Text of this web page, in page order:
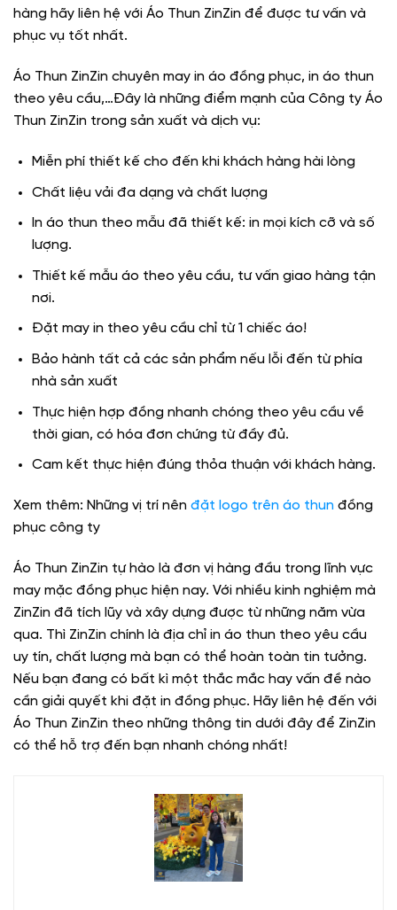
hàng hãy liên hệ với Áo Thun ZinZin để được tư vấn và
phục vụ tốt nhất.
Áo Thun ZinZin chuyên may in áo đồng phục, in áo thun
theo yêu cầu,…Đây là những điểm mạnh của Công ty Áo
Thun ZinZin trong sản xuất và dịch vụ:
Miễn phí thiết kế cho đến khi khách hàng hài lòng
Chất liệu vải đa dạng và chất lượng
In áo thun theo mẫu đã thiết kế: in mọi kích cỡ và số
lượng.
Thiết kế mẫu áo theo yêu cầu, tư vấn giao hàng tận
nơi.
Đặt may in theo yêu cầu chỉ từ 1 chiếc áo!
Bảo hành tất cả các sản phẩm nếu lỗi đến từ phía
nhà sản xuất
Thực hiện hợp đồng nhanh chóng theo yêu cầu về
thời gian, có hóa đơn chứng từ đầy đủ.
Cam kết thực hiện đúng thỏa thuận với khách hàng.
Xem thêm: Những vị trí nên đặt logo trên áo thun đồng
phục công ty
Áo Thun ZinZin tự hào là đơn vị hàng đầu trong lĩnh vực
may mặc đồng phục hiện nay. Với nhiều kinh nghiệm mà
ZinZin đã tích lũy và xây dựng được từ những năm vừa
qua. Thì ZinZin chính là địa chỉ in áo thun theo yêu cầu
uy tín, chất lượng mà bạn có thể hoàn toàn tin tưởng.
Nếu bạn đang có bất kì một thắc mắc hay vấn đề nào
cần giải quyết khi đặt in đồng phục. Hãy liên hệ đến với
Áo Thun ZinZin theo những thông tin dưới đây để ZinZin
có thể hỗ trợ đến bạn nhanh chóng nhất!